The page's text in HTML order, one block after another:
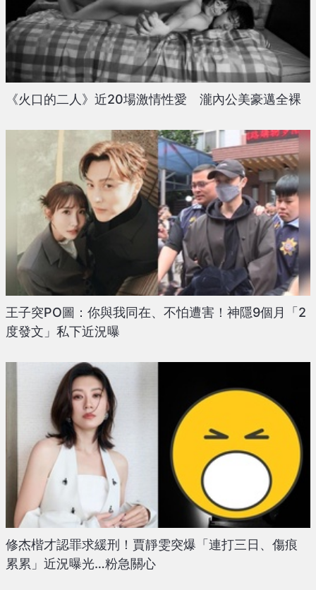
《火口的二人》近20場激情性愛 瀧內公美豪邁全裸
王子突PO圖：你與我同在、不怕遭害！神隱9個月「2
度發文」私下近況曝
修杰楷才認罪求緩刑！賈靜雯突爆「連打三日、傷痕
累累」近況曝光…粉急關心